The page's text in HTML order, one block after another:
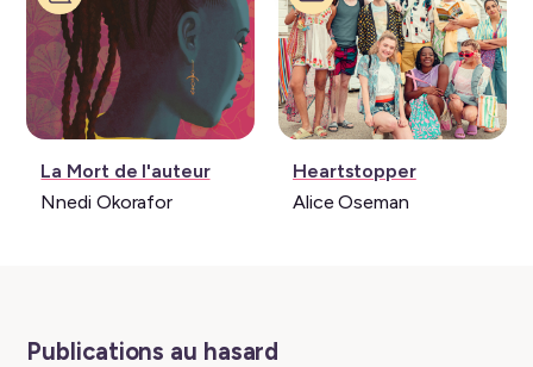
Livre:
La Mort de l'auteur
Nnedi Okorafor
Série:
Heartstopper
Alice Oseman
Publications au hasard